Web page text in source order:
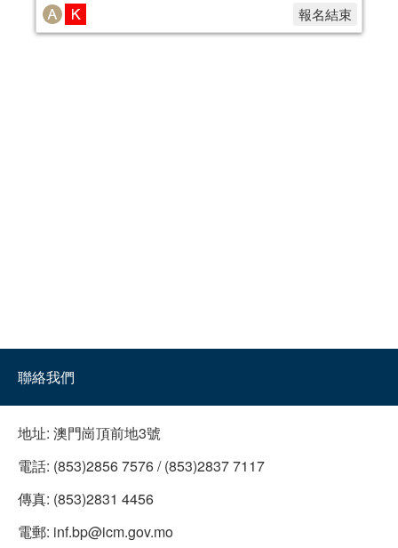
報名結束
聯絡我們
地址: 澳門崗頂前地3號
電話: (853)2856 7576 / (853)2837 7117
傳真: (853)2831 4456
電郵: inf.bp@icm.gov.mo